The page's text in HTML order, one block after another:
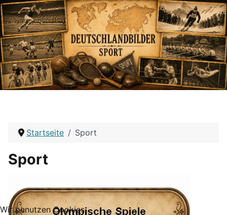
Startseite Sport
Sport
Wir benutzen Cookies